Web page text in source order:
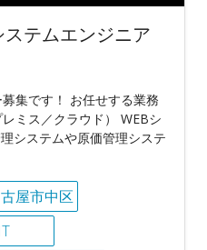
テムエンジニア
集です！ お任せする業務
ミス／クラウド） WEBシ
システムや原価管理システ
屋市中区
IT